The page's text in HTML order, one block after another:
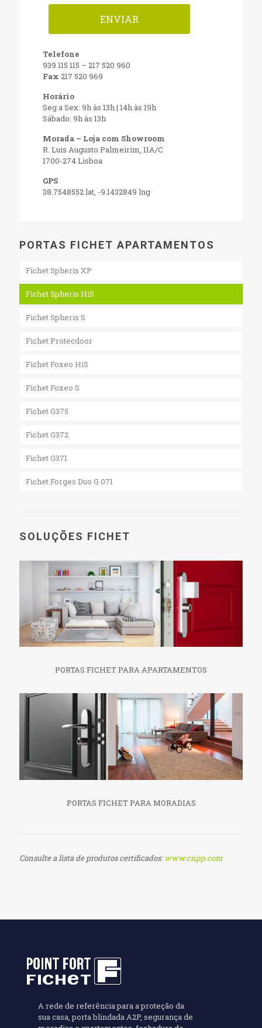
Telefone
939 115 115 – 217 520 960
Fax 217 520 969
Horário
Seg a Sex: 9h às 13h | 14h às 19h
Sábado: 9h às 13h
Morada – Loja com Showroom
R. Luis Augusto Palmeirim, 11A/C
1700-274 Lisboa
GPS
38.7548552 lat, -9.1432849 lng
PORTAS FICHET APARTAMENTOS
Fichet Spheris XP
Fichet Spheris HiS
Fichet Spheris S
Fichet Protecdoor
Fichet Foxeo HiS
Fichet Foxeo S
Fichet G375
Fichet G372
Fichet G371
Fichet Forges Duo G 071
SOLUÇÕES FICHET
PORTAS FICHET PARA APARTAMENTOS
PORTAS FICHET PARA MORADIAS
Consulte a lista de produtos certificados: www.cnpp.com
A rede de referência para a proteção da
sua casa, porta blindada A2P, segurança de